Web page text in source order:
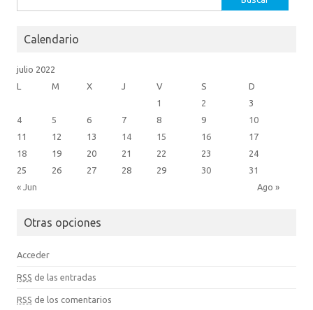
c
Calendario
julio 2022
L
M X J V S D
« Jun Ago »
1 2
3
4
5 6 7 8 9
10
11
12 13 14 15 16
17
18
19 20 21 22 23
24
25
26 27 28 29 30 31
Otras opciones
Acceder
RSS de las entradas
RSS de los comentarios